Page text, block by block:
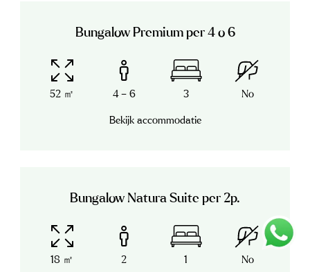
Bungalow Premium per 4 o 6
52 ㎡ 4 – 6 3 No
Bekijk accommodatie
Bungalow Natura Suite per 2p.
18 ㎡ 2 1 No